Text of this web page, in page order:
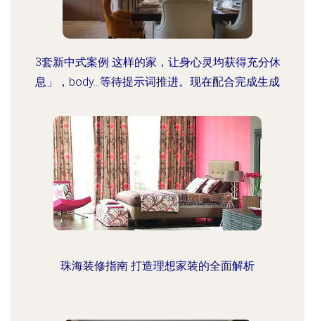
3套新中式案例 这样的家，让身心灵均获得充分休
息」，body…等待提示词推进。现在配合完成生成
珠海装修指南 打造理想家装的全面解析